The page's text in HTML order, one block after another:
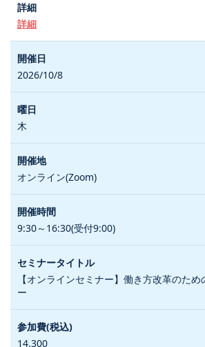
詳細
2026/10/8
木
オンライン(Zoom)
9:30～16:30(受付9:00)
【オンラインセミナー】働き方改革のた
ー
14,300